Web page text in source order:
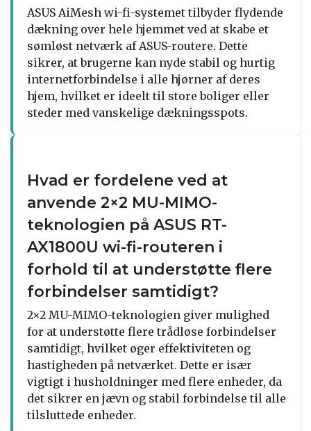
ASUS AiMesh wi-fi-systemet tilbyder flydende
dækning over hele hjemmet ved at skabe et
sømløst netværk af ASUS-routere. Dette
sikrer, at brugerne kan nyde stabil og hurtig
internetforbindelse i alle hjørner af deres
hjem, hvilket er ideelt til store boliger eller
steder med vanskelige dækningsspots.
Hvad er fordelene ved at
anvende 2×2 MU-MIMO-
teknologien på ASUS RT-
AX1800U wi-fi-routeren i
forhold til at understøtte flere
forbindelser samtidigt?
2×2 MU-MIMO-teknologien giver mulighed
for at understøtte flere trådløse forbindelser
samtidigt, hvilket øger effektiviteten og
hastigheden på netværket. Dette er især
vigtigt i husholdninger med flere enheder, da
det sikrer en jævn og stabil forbindelse til alle
tilsluttede enheder.